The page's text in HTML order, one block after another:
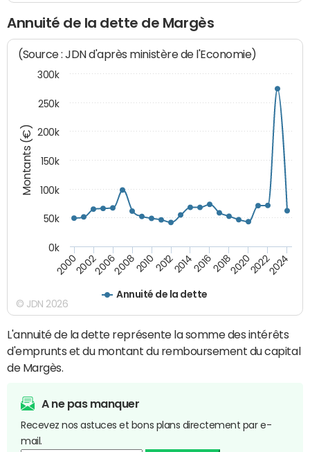
Annuité de la dette de Margès
Montants (€)
(Source : JDN d'après ministère de l'Economie)
Annuité de la dette
200020022006200820102012201420162018202020222024
0k
50k
100k
150k
200k
250k
300k
© JDN 2026
L'annuité de la dette représente la somme des intérêts
d'emprunts et du montant du remboursement du capital
de Margès.
A ne pas manquer
Recevez nos astuces et bons plans directement par e-
mail.